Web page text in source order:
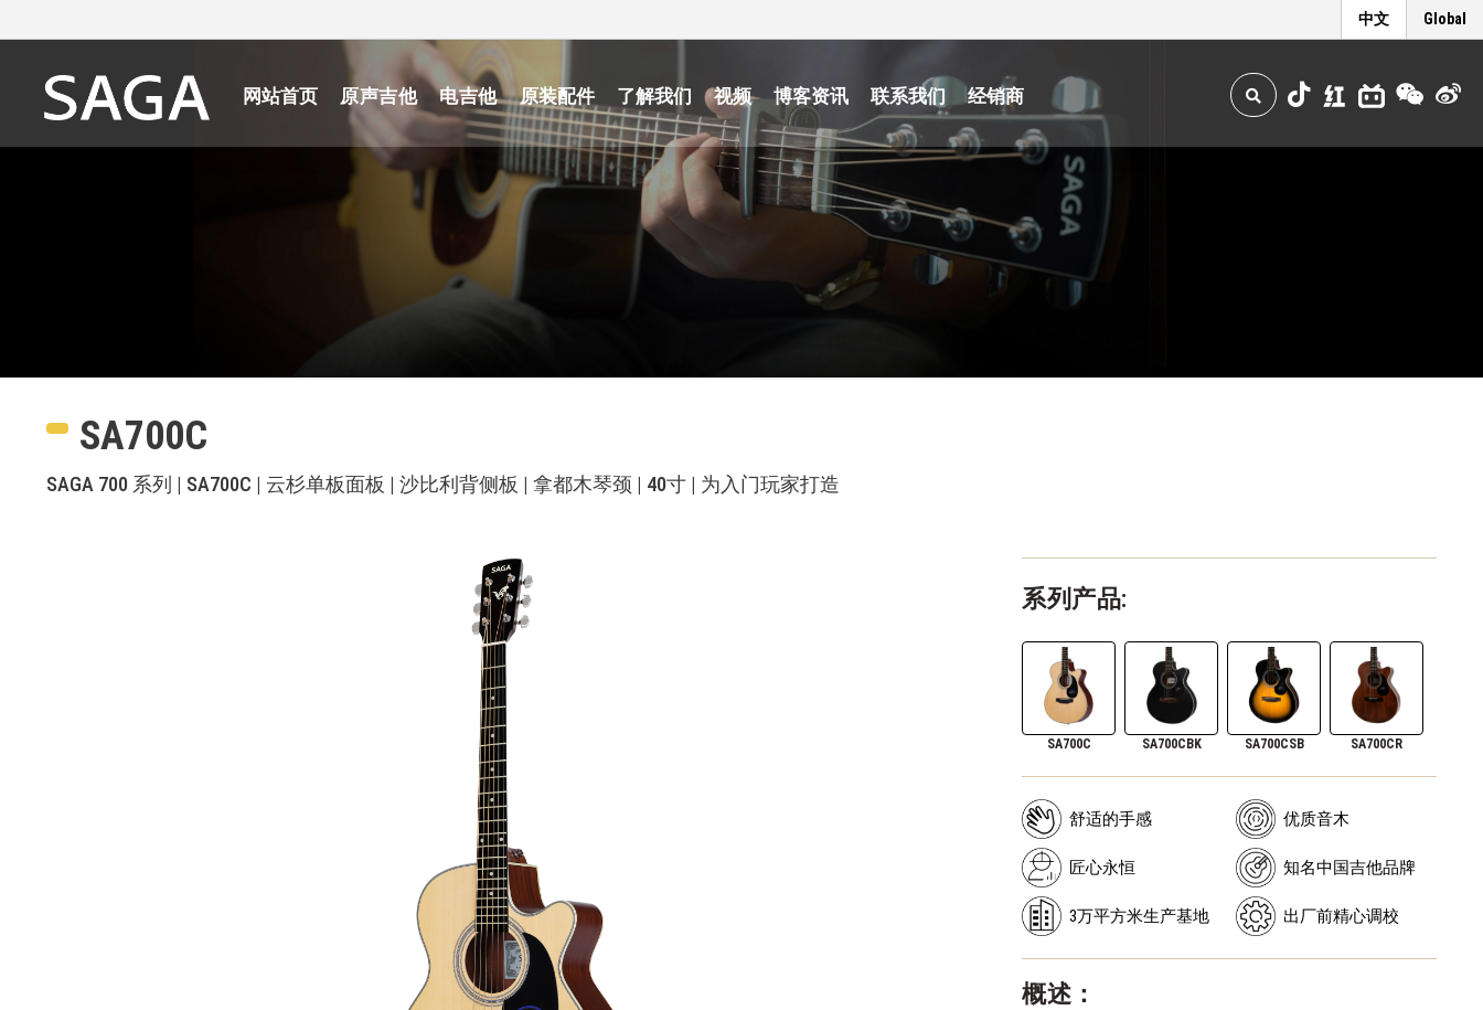
中文 Global
网站首页 原声吉他 电吉他 原装配件 了解我们 视频 博客资讯 联系我们 经销商
SA700C
SAGA 700 系列 | SA700C | 云杉单板面板 | 沙比利背侧板 | 拿都木琴颈 | 40寸 | 为入门玩家打造
系列产品:
SA700C SA700CBK SA700CSB SA700CR
舒适的手感 优质音木
匠心永恒 知名中国吉他品牌
3万平方米生产基地 出厂前精心调校
概述：